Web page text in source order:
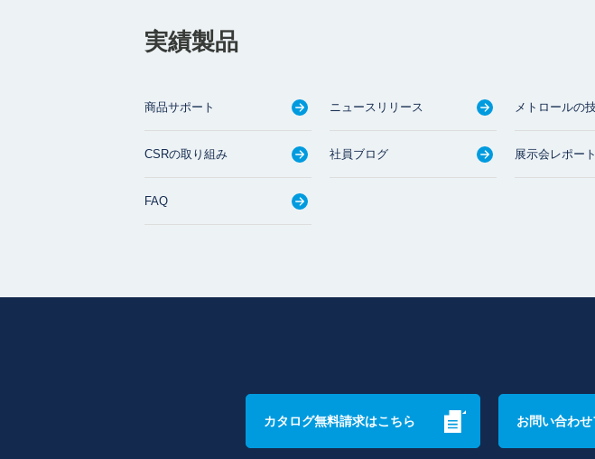
実績製品
商品サポート ニュースリリース メトロールの
CSRの取り組み 社員ブログ 展示会レポート
FAQ
カタログ無料請求はこちら お問い合わ